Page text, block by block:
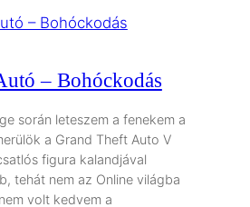
– Bohóckodás
során leteszem a fenekem a
a Grand Theft Auto V
figura kalandjával
tehát nem az Online világba
volt kedvem a